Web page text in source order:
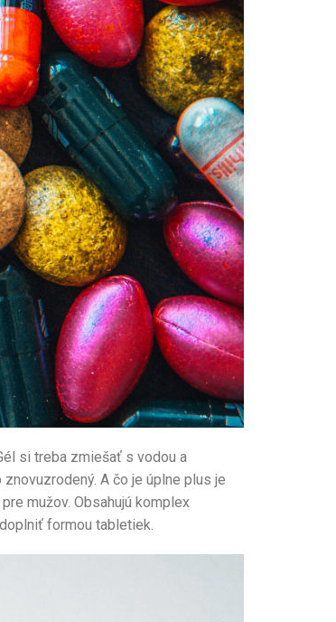
si treba zmiešať s vodou a
A čo je úplne plus je
mužov. Obsahujú komplex
formou tabletiek.